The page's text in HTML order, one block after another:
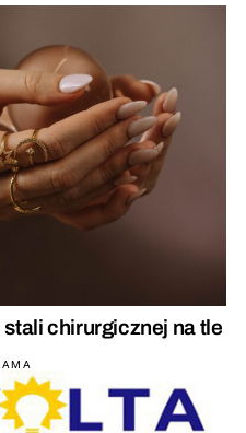
chirurgicznej na tle